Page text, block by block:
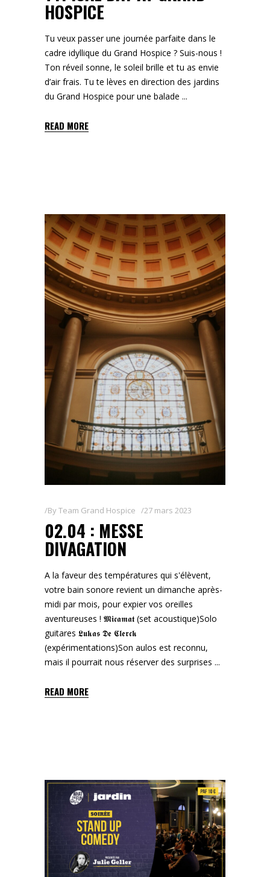
HOSPICE
Tu veux passer une journée parfaite dans le
cadre idyllique du Grand Hospice ? Suis-nous !
Ton réveil sonne, le soleil brille et tu as envie
d’air frais. Tu te lèves en direction des jardins
du Grand Hospice pour une balade
READ MORE
ByTeam Grand Hospice 27 mars 2023
02.04 : MESSE
DIVAGATION
A la faveur des températures qui s'élèvent,
votre bain sonore revient un dimanche après-
midi par mois, pour expier vos oreilles
aventureuses ! 𝕸𝖎𝖈𝖆𝖒𝖆𝖙 (set acoustique)Solo
guitares 𝕷𝖚𝖐𝖆𝖘 𝕯𝖊 𝕮𝖑𝖊𝖗𝖈𝖐
(expérimentations)Son aulos est reconnu,
mais il pourrait nous réserver des surprises
READ MORE